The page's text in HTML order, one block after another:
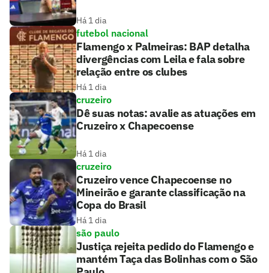
Há 1 dia
futebol nacional
Flamengo x Palmeiras: BAP detalha
divergências com Leila e fala sobre
relação entre os clubes
Há 1 dia
cruzeiro
Dê suas notas: avalie as atuações em
Cruzeiro x Chapecoense
Há 1 dia
cruzeiro
Cruzeiro vence Chapecoense no
Mineirão e garante classificação na
Copa do Brasil
Há 1 dia
são paulo
Justiça rejeita pedido do Flamengo e
mantém Taça das Bolinhas com o São